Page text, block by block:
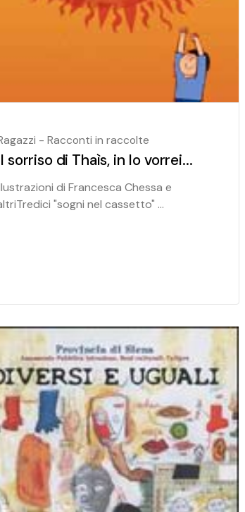
- Racconti in raccolte
sorriso di Thaìs, in Io vorrei...
di Francesca Chessa e
"sogni nel cassetto" ...